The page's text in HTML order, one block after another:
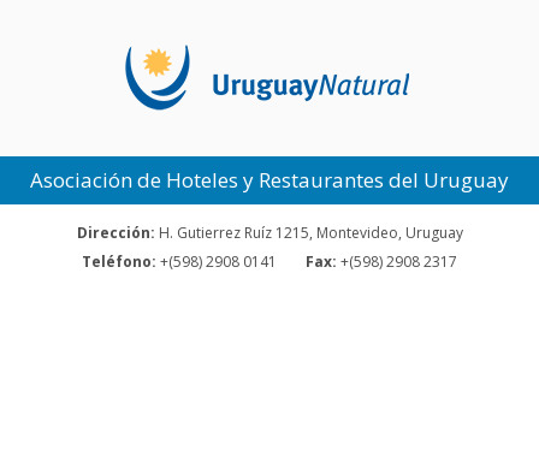
Asociación de Hoteles y Restaurantes del Uruguay
Dirección: H. Gutierrez Ruíz 1215, Montevideo, Uruguay
Teléfono: +(598) 2908 0141 Fax: +(598) 2908 2317